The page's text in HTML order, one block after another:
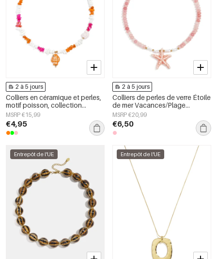
2 à 5 jours
Colliers en céramique et perles,
motif poisson, collection
romantique décontractée pour
le quotidien, bijoux pour
femmes
MSRP €15,99
€4,95
2 à 5 jours
Colliers de perles de verre Étoile
de mer Vacances/Plage
Collection romantique Bijoux
pour femmes
MSRP €20,99
€6,50
Entrepôt de l'UE Entrepôt de l'UE